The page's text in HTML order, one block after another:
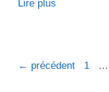
Lire plus
← précédent 1 …